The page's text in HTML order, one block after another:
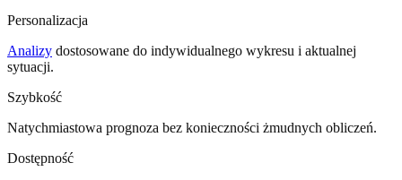
Personalizacja
Analizy dostosowane do indywidualnego wykresu i aktualnej
sytuacji.
Szybkość
Natychmiastowa prognoza bez konieczności żmudnych obliczeń.
Dostępność